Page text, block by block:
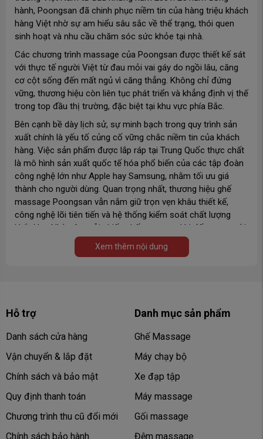
hành, Poongsan đã chinh phục niềm tin của hàng triệu khách
hàng Việt nhờ sự am hiểu sâu sắc về thể trạng, thói quen
sinh hoạt và nhu cầu chăm sóc sức khỏe tại nhà.
Các chương trình massage của Poongsan được thiết kế sát
với thực tế người Việt từ đau mỏi vai gáy do ngồi lâu, căng
cơ cột sống đến mất ngủ vì căng thẳng. Không chỉ đứng
vững, thương hiệu còn liên tục phát triển và khẳng định vị thế
trong top đầu thị trường, đặc biệt tại khu vực phía Bắc.
Bên cạnh bề dày lịch sử, sự minh bạch trong quy trình sản
xuất chính là yếu tố củng cố vững chắc niềm tin của khách
hàng. Việc sản phẩm được lắp ráp tại Trung Quốc thực chất
là mô hình sản xuất quốc tế hóa phổ biến của các tập đoàn
công nghệ lớn như Apple hay Samsung, nhằm tối ưu giá
thành cho người dùng. Quan trọng nhất, thương hiệu ghế
massage Poongsan vẫn nắm giữ trọn vẹn khâu thiết kế,
công nghệ lõi tiên tiến và hệ thống kiểm soát chất lượng
khắt khe. Nhờ vậy, mỗi chiếc ghế massage khi đến tay người
Việt đều giữ trọn tinh hoa công nghệ, đảm bảo hoàn hảo từ
độ bền, trải nghiệm sử dụng đến hiệu quả hỗ trợ trị liệu
Xem thêm nội dung
Hỗ trợ
Danh sách cửa hàng
Vận chuyển & lắp đặt
Chính sách và bảo mật
Quy định thanh toán
Chương trình thu cũ đổi mới
Chính sách bảo hành
Danh mục sản phẩm
Ghế Massage
Máy chạy bộ
Xe đạp tập
Máy massage
Gối massage
Đệm massage